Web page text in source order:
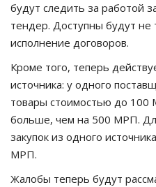
будут следить за работой
тендер. Доступны будут не
исполнение договоров.
Кроме того, теперь
источника: у одного
товары стоимостью до 100
больше, чем на 500 МРП.
закупок из одного
МРП.
Жалобы теперь будут